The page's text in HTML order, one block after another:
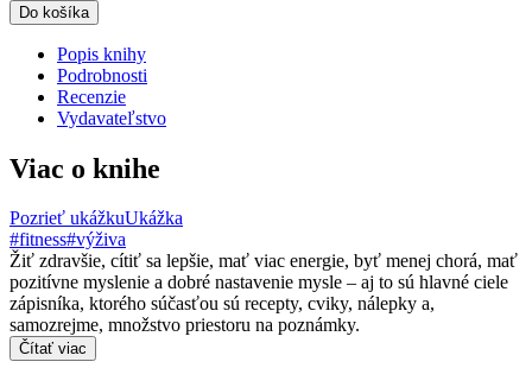
Do košíka
Popis knihy
Podrobnosti
Recenzie
Vydavateľstvo
Viac o knihe
Pozrieť ukážkuUkážka
#fitness#výživa
Žiť zdravšie, cítiť sa lepšie, mať viac energie, byť menej chorá, mať
pozitívne myslenie a dobré nastavenie mysle – aj to sú hlavné ciele
zápisníka, ktorého súčasťou sú recepty, cviky, nálepky a,
samozrejme, množstvo priestoru na poznámky.
Čítať viac